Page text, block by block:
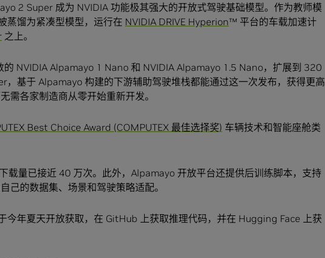
2 Super 成为 NVIDIA 功能极其强大的开放式驾驶基础模型。作为教师模
蒸馏为紧凑型模型，运行在 NVIDIA DRIVE Hyperion™ 平台的车载加速计
之上。
NVIDIA Alpamayo 1 Nano 和 NVIDIA Alpamayo 1.5 Nano，扩展到 320
，基于 Alpamayo 构建的下游辅助驾驶堆栈都能通过这一次发布，获得更高
需各家制造商从零开始重新开发。
Best Choice Award (COMPUTEX 最佳选择奖) 车辆技术和智能座舱类
载量已接近 40 万次。此外，Alpamayo 开放平台还提供后训练脚本，支持
己的数据集、场景和驾驶策略适配。
今年夏天开放获取，在 GitHub 上获取推理代码，并在 Hugging Face 上获